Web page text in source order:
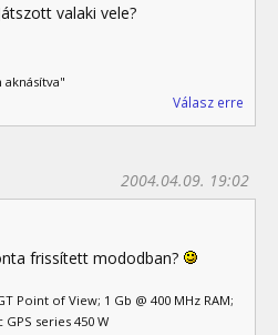
valaki vele?
Válasz erre
2004.04.09. 19:02
frissített mododban?
Point of View; 1 Gb @ 400 MHz RAM;
GPS series 450 W